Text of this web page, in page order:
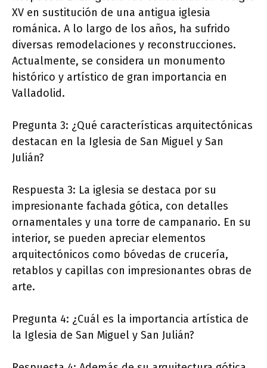
XV en sustitución de una antigua iglesia
románica. A lo largo de los años, ha sufrido
diversas remodelaciones y reconstrucciones.
Actualmente, se considera un monumento
histórico y artístico de gran importancia en
Valladolid.
Pregunta 3: ¿Qué características arquitectónicas
destacan en la Iglesia de San Miguel y San
Julián?
Respuesta 3: La iglesia se destaca por su
impresionante fachada gótica, con detalles
ornamentales y una torre de campanario. En su
interior, se pueden apreciar elementos
arquitectónicos como bóvedas de crucería,
retablos y capillas con impresionantes obras de
arte.
Pregunta 4: ¿Cuál es la importancia artística de
la Iglesia de San Miguel y San Julián?